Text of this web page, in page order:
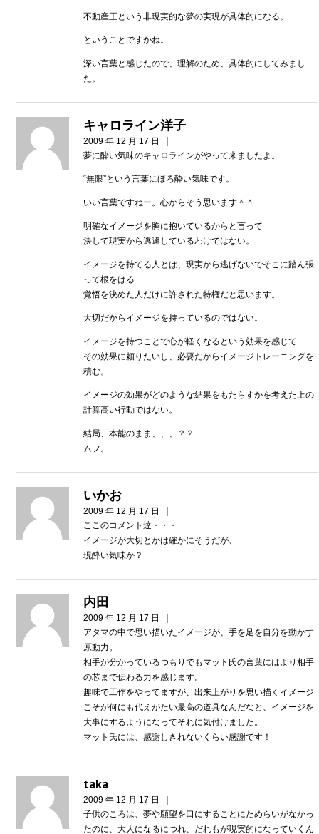
不動産王という非現実的な夢の実現が具体的になる。
ということですかね。
深い言葉と感じたので、理解のため、具体的にしてみまし
た。
キャロライン洋子
2009 年 12 月 17 日 |
夢に酔い気味のキャロラインがやって来ましたよ。
“無限”という言葉にほろ酔い気味です。
いい言葉ですねー。心からそう思います＾＾
明確なイメージを胸に抱いているからと言って
決して現実から逃避しているわけではない。
イメージを持てる人とは、現実から逃げないでそこに踏ん張
って根をはる
覚悟を決めた人だけに許された特権だと思います。
大切だからイメージを持っているのではない。
イメージを持つことで心が軽くなるという効果を感じて
その効果に頼りたいし、必要だからイメージトレーニングを
積む。
イメージの効果がどのような結果をもたらすかを考えた上の
計算高い行動ではない。
結局、本能のまま、、、？？
ムフ。
いかお
2009 年 12 月 17 日 |
ここのコメント達・・・
イメージが大切とかは確かにそうだが、
現酔い気味か？
内田
2009 年 12 月 17 日 |
アタマの中で思い描いたイメージが、手を足を自分を動かす
原動力。
相手が分かっているつもりでもマット氏の言葉にはより相手
の芯まで伝わる力を感じます。
趣味で工作をやってますが、出来上がりを思い描くイメージ
こそが何にも代えがたい最高の道具なんだなと、イメージを
大事にするようになってそれに気付けました。
マット氏には、感謝しきれないくらい感謝です！
taka
2009 年 12 月 17 日 |
子供のころは、夢や願望を口にすることにためらいがなかっ
たのに、大人になるにつれ、だれもが現実的になっていくん